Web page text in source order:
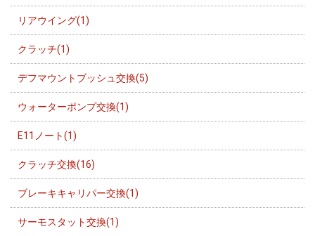
リアウイング(1)
クラッチ(1)
デフマウントブッシュ交換(5)
ウォーターポンプ交換(1)
E11ノート(1)
クラッチ交換(16)
ブレーキキャリパー交換(1)
サーモスタット交換(1)